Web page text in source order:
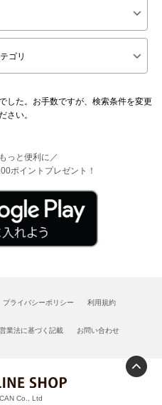
した。お手数ですが、検索条件を変更
さい。
っと便利に／
ポイントプレゼント！
プライバシーポリシー 利用規約
業法に基づく記載 お問い合わせ
Co., Ltd